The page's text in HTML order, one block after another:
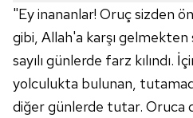
kılınması ve kişiselleştirilmesi
reklam/pazarlama faaliyetlerinin
sınırlı olarak açık rızanız
Çerezlere ilişkin tercihlerinizi
vasıtasıyla belirleyebilirsiniz.
"Ey inananlar! Oruç sizden
gibi, Allah'a karşı gelmekten
sayılı günlerde farz kılındı.
yolculukta bulunan,
diğer günlerde tutar. Oruca